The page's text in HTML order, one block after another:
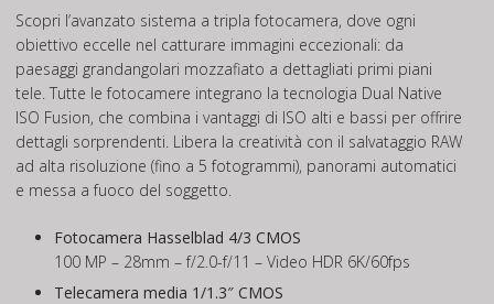
Scopri l’avanzato sistema a tripla fotocamera, dove ogni
obiettivo eccelle nel catturare immagini eccezionali: da
paesaggi grandangolari mozzafiato a dettagliati primi piani
tele. Tutte le fotocamere integrano la tecnologia Dual Native
ISO Fusion, che combina i vantaggi di ISO alti e bassi per offrire
dettagli sorprendenti. Libera la creatività con il salvataggio RAW
ad alta risoluzione (fino a 5 fotogrammi), panorami automatici
e messa a fuoco del soggetto.
Fotocamera Hasselblad 4/3 CMOS
100 MP – 28mm – f/2.0-f/11 – Video HDR 6K/60fps
Telecamera media 1/1.3″ CMOS